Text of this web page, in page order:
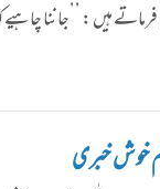
میں فرماتے ہیں :
خوش خبری